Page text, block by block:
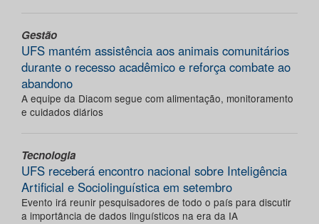
Gestão
UFS mantém assistência aos animais comunitários
durante o recesso acadêmico e reforça combate ao
abandono
A equipe da Diacom segue com alimentação, monitoramento
e cuidados diários
Tecnologia
UFS receberá encontro nacional sobre Inteligência
Artificial e Sociolinguística em setembro
Evento irá reunir pesquisadores de todo o país para discutir
a importância de dados linguísticos na era da IA